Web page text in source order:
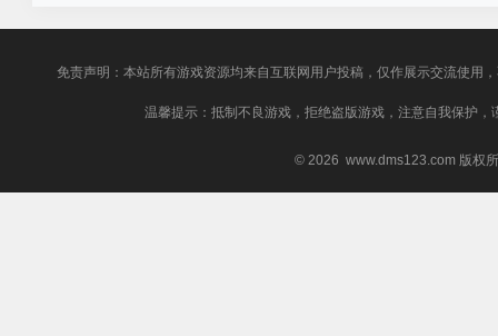
免责声明：本站所有游戏资源均来自互联网用户投稿，仅作展示交流使用
温馨提示：抵制不良游戏，拒绝盗版游戏，注意自我保护
© 2026 www.dms123.com 版权